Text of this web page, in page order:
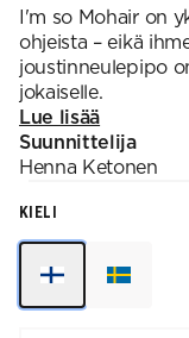
I'm so Mohair on
ohjeista – eikä
joustinneulepipo
jokaiselle.
Lue lisää
Suunnittelija
Henna Ketonen
KIELI